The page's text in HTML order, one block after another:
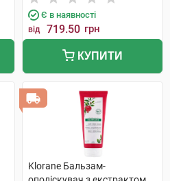
Є в наявності
від 719.50 грн
КУПИТИ
Klorane Бальзам-